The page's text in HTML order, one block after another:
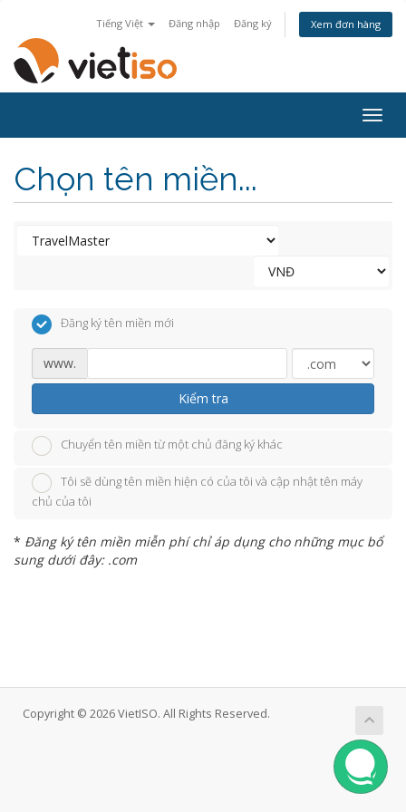
Tiếng Việt Đăng nhập Đăng ký Xem đơn hàng
Chọn tên miền...
Đăng ký tên miền mới
www.
Kiểm tra
Chuyển tên miền từ một chủ đăng ký khác
Tôi sẽ dùng tên miền hiện có của tôi và cập nhật tên máy
chủ của tôi
* Đăng ký tên miền miễn phí chỉ áp dụng cho những mục bổ
sung dưới đây: .com
Copyright © 2026 VietISO. All Rights Reserved.